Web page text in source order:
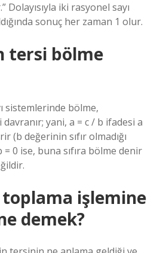
Dolayısıyla iki rasyonel sayı
sonuç her zaman 1 olur.
tersi bölme
sistemlerinde bölme,
yani, a = c / b ifadesi a
(b değerinin sıfır olmadığı
= 0 ise, buna sıfıra bölme denir
toplama işlemine
demek?